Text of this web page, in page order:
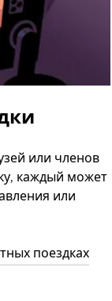
или членов
каждый может
или
поездках